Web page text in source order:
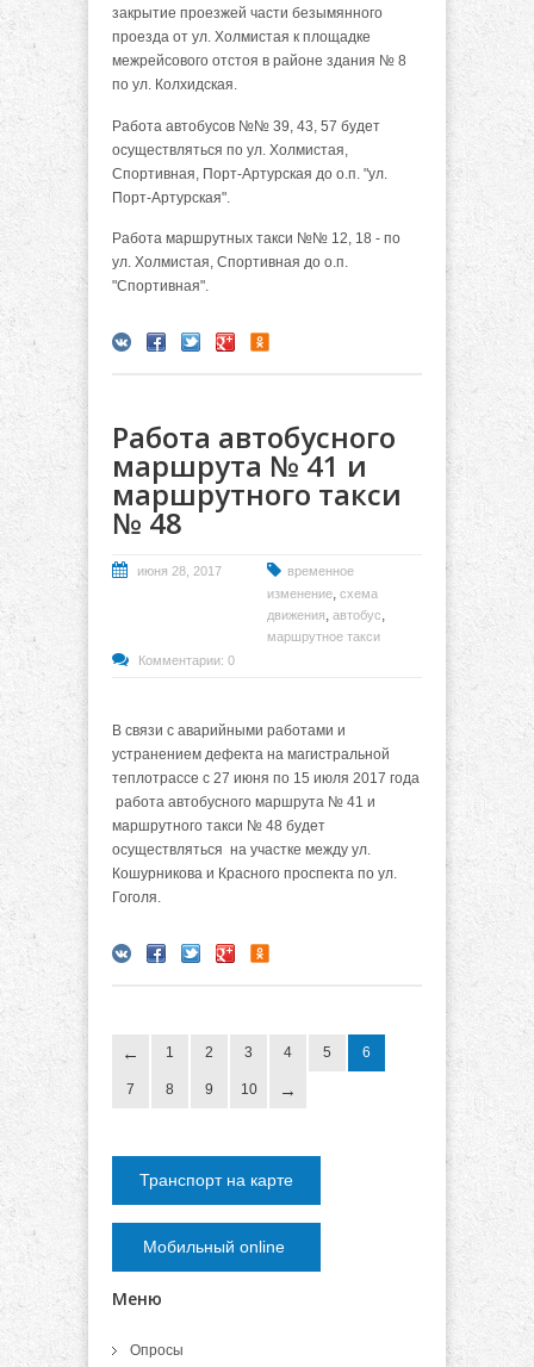
закрытие проезжей части безымянного
проезда от ул. Холмистая к площадке
межрейсового отстоя в районе здания № 8
по ул. Колхидская.
Работа автобусов №№ 39, 43, 57 будет
осуществляться по ул. Холмистая,
Спортивная, Порт-Артурская до о.п. "ул.
Порт-Артурская".
Работа маршрутных такси №№ 12, 18 - по
ул. Холмистая, Спортивная до о.п.
"Спортивная".
Работа автобусного
маршрута № 41 и
маршрутного такси
№ 48
июня 28, 2017
временное
изменение, схема
движения, автобус,
маршрутное такси
Комментарии: 0
В связи с аварийными работами и
устранением дефекта на магистральной
теплотрассе с 27 июня по 15 июля 2017 года
работа автобусного маршрута № 41 и
маршрутного такси № 48 будет
осуществляться на участке между ул.
Кошурникова и Красного проспекта по ул.
Гоголя.
1 2 3 4 5 6
7 8 9 10
Транспорт на карте
Мобильный online
Меню
Опросы